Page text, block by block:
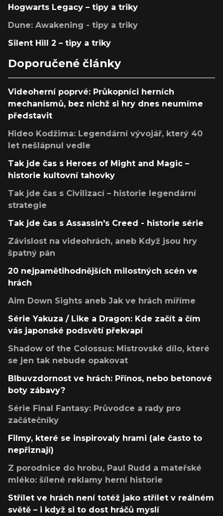
Hogwarts Legacy – tipy a triky
Dune: Awakening - tipy a triky
Silent Hill 2 – tipy a triky
Doporučené články
Videoherní poprvé: Průkopníci herních
mechanismů, bez nichž si hry dnes neumíme
představit
Hideo Kodžima: Legendární vývojář, který 40
let nešlápnul vedle
Tak jde čas s Heroes of Might and Magic –
historie kultovní tahovky
Tak jde čas s Civilizací – historie legendární
strategie
Tak jde čas s Assassin's Creed - historie série
Závislost na videohrách, aneb Když jsou hry
špatný pán
20 nejpamětihodnějších milostných scén ve
hrách
Aim Down Sights aneb Jak ve hrách míříme
Série Yakuza / Like a Dragon: Kde začít a čím
vás japonské podsvětí překvapí
Shadow of the Colossus: Mistrovské dílo, které
se jen tak nebude opakovat
Blbuvzdornost ve hrách: Přínos, nebo betonové
boty zábavy?
Série Final Fantasy: Průvodce a rady pro
začátečníky
Filmy, které se inspirovaly hrami (ale často to
nepřiznají)
Z porodnice do hrobu, Paul Rudd a mateřské
mléko: šílené reklamy herní historie
Střílet ve hrách není totéž jako střílet v reálném
světě – i když si to dost hráčů myslí